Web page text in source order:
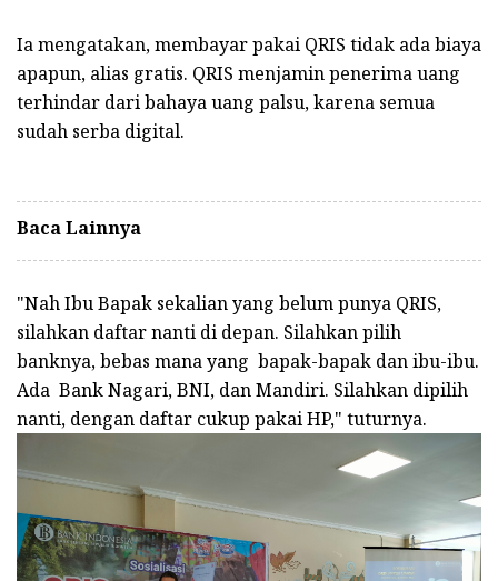
Ia mengatakan, membayar pakai QRIS tidak ada biaya
apapun, alias gratis. QRIS menjamin penerima uang
terhindar dari bahaya uang palsu, karena semua
sudah serba digital.
Baca Lainnya
"Nah Ibu Bapak sekalian yang belum punya QRIS,
silahkan daftar nanti di depan. Silahkan pilih
banknya, bebas mana yang bapak-bapak dan ibu-ibu.
Ada Bank Nagari, BNI, dan Mandiri. Silahkan dipilih
nanti, dengan daftar cukup pakai HP," tuturnya.